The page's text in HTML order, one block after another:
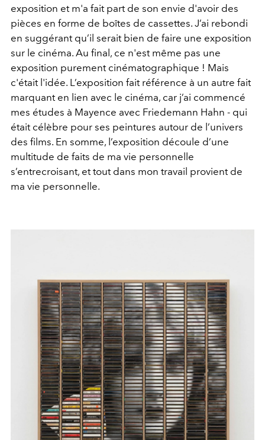
exposition et m'a fait part de son envie d'avoir des
pièces en forme de boîtes de cassettes. J’ai rebondi
en suggérant qu’il serait bien de faire une exposition
sur le cinéma. Au final, ce n'est même pas une
exposition purement cinématographique ! Mais
c'était l'idée. L’exposition fait référence à un autre fait
marquant en lien avec le cinéma, car j’ai commencé
mes études à Mayence avec Friedemann Hahn - qui
était célèbre pour ses peintures autour de l’univers
des films. En somme, l’exposition découle d’une
multitude de faits de ma vie personnelle
s’entrecroisant, et tout dans mon travail provient de
ma vie personnelle.